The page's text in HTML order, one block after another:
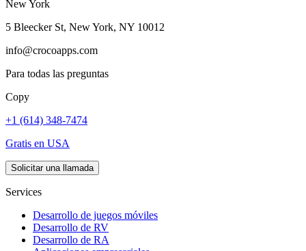
New York
5 Bleecker St, New York, NY 10012
info@crocoapps.com
Para todas las preguntas
Copy
+1 (614) 348-7474
Gratis en USA
Solicitar una llamada
Services
Desarrollo de juegos móviles
Desarrollo de RV
Desarrollo de RA